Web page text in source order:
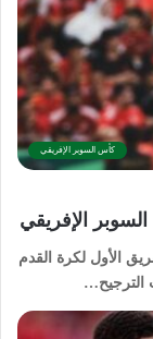
كأس السوبر الإفريقي
الإفريقي
الأول لكرة القدم
الترجيح…